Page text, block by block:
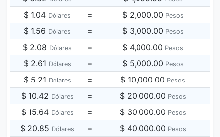
$ 1.04 Dólares = $ 2,000.00 Pesos
$ 1.56 Dólares = $ 3,000.00 Pesos
$ 2.08 Dólares = $ 4,000.00 Pesos
$ 2.61 Dólares = $ 5,000.00 Pesos
$ 5.21 Dólares = $ 10,000.00 Pesos
$ 10.42 Dólares = $ 20,000.00 Pesos
$ 15.64 Dólares = $ 30,000.00 Pesos
$ 20.85 Dólares = $ 40,000.00 Pesos